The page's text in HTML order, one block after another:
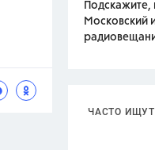
Подскажите,
Московский
ЧАСТО ИЩУТ